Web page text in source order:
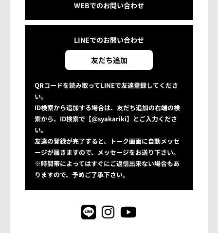
WEBでのお問い合わせ
LINEでのお問い合わせ
友だち追加
QRコードを読み取ってLINEで友達登録してくださ
い。
ID検索から追加する場合は、友だち追加の右端の検
索から、ID検索で【@syakariki】とご入力くださ
い。
友達の登録が完了すると、トーク画面に自動メッセ
ージが届きますので、メッセージをお送り下さい。
※時間帯によってはすぐにご返信出来ない場合もあ
りますので、予めご了承下さい。